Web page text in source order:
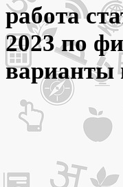
работа
2023 по
варианты